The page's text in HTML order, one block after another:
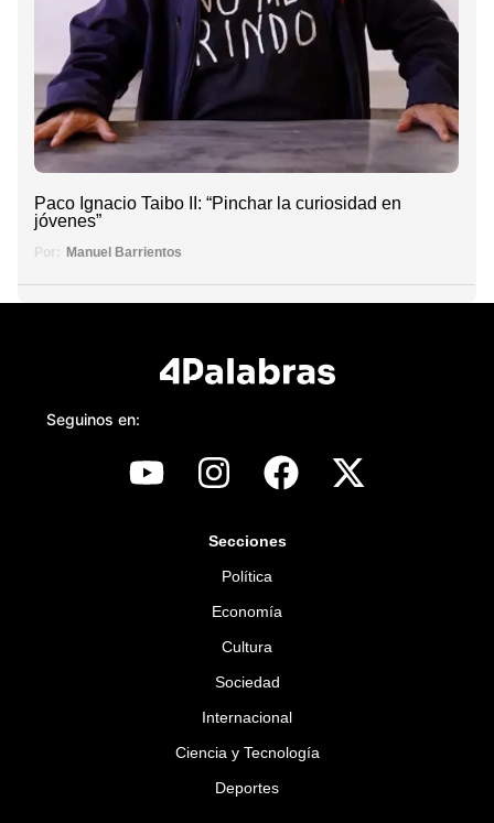
Paco Ignacio Taibo II: “Pinchar la curiosidad en
jóvenes”
Por: Manuel Barrientos
Seguinos en:
Secciones
Política
Economía
Cultura
Sociedad
Internacional
Ciencia y Tecnología
Deportes